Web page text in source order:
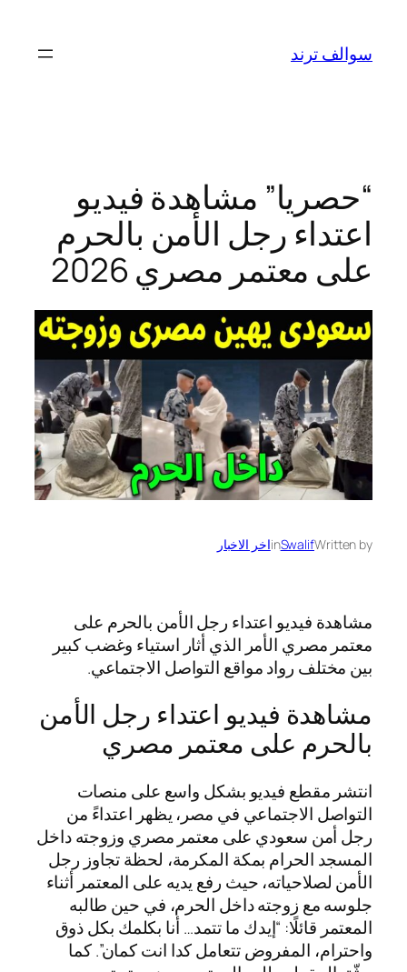
المحتوى
سوالف ترند
“حصريا” مشاهدة فيديو
اعتداء رجل الأمن بالحرم
على معتمر مصري 2026
Written by
Swalif
inاخر الاخبار
مشاهدة فيديو اعتداء رجل الأمن بالحرم على
معتمر مصري الأمر الذي أثار استياء وغضب كبير
بين مختلف رواد مواقع التواصل الاجتماعي.
مشاهدة فيديو اعتداء رجل الأمن
بالحرم على معتمر مصري
انتشر مقطع فيديو بشكل واسع على منصات
التواصل الاجتماعي في مصر، يظهر اعتداءً من
رجل أمن سعودي على معتمر مصري وزوجته داخل
المسجد الحرام بمكة المكرمة، لحظة تجاوز رجل
الأمن لصلاحياته، حيث رفع يديه على المعتمر أثناء
جلوسه مع زوجته داخل الحرم، في حين طالبه
المعتمر قائلًا: “إيدك ما تتمد… أنا بكلمك بكل ذوق
واحترام، المفروض تتعامل كدا انت كمان”. كما